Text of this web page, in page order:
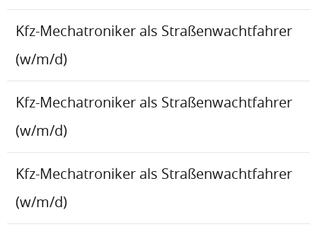
Kfz-Mechatroniker als Straßenwachtfahrer
(w/m/d)
Kfz-Mechatroniker als Straßenwachtfahrer
(w/m/d)
Kfz-Mechatroniker als Straßenwachtfahrer
(w/m/d)